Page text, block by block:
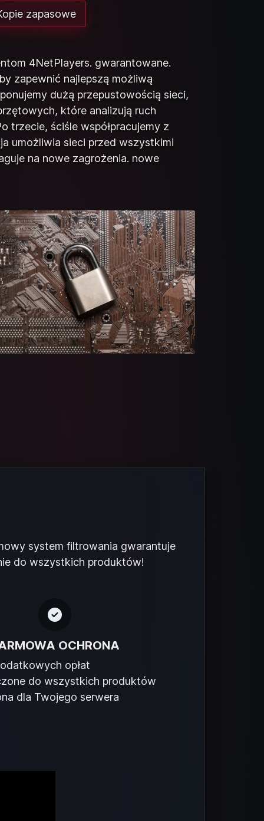
zapasowe
4NetPlayers. gwarantowane.
zapewnić najlepszą możliwą
dużą przepustowością sieci,
które analizują ruch
trzecie, ściśle współpracujemy z
umożliwia sieci przed wszystkimi
na nowe zagrożenia. nowe
system filtrowania gwarantuje
do wszystkich produktów!
OCHRONA
opłat
do wszystkich produktów
dla Twojego serwera